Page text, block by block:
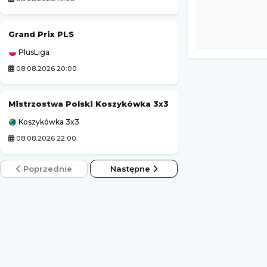
Grand Prix PLS
PlusLiga
08.08.2026 20:00
Mistrzostwa Polski Koszykówka 3x3
Koszykówka 3x3
08.08.2026 22:00
Poprzednie Następne